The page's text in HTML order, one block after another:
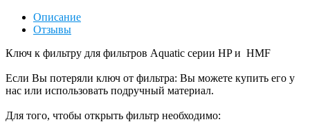
Описание
Отзывы
Ключ к фильтру для фильтров Aquatic серии HP и HMF
Если Вы потеряли ключ от фильтра: Вы можете купить его у
нас или использовать подручный материал.
Для того, чтобы открыть фильтр необходимо: